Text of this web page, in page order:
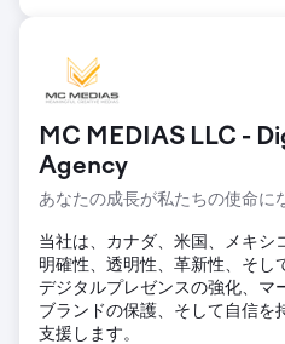
MC MEDIAS LLC -
Agency
あなたの成長が私たちの使命に
当社は、カナダ、米国、メキシ
明確性、透明性、革新性、そし
デジタルプレゼンスの強化、マ
ブランドの保護、そして自信を
支援します。